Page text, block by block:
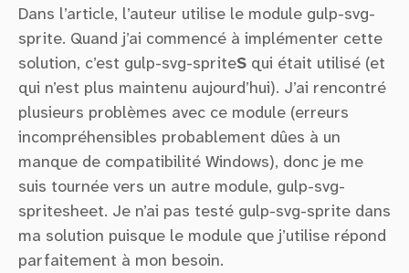
Dans l’article, l’auteur utilise le module gulp-svg-
sprite. Quand j’ai commencé à implémenter cette
solution, c’est gulp-svg-spriteS qui était utilisé (et
qui n’est plus maintenu aujourd’hui). J’ai rencontré
plusieurs problèmes avec ce module (erreurs
incompréhensibles probablement dûes à un
manque de compatibilité Windows), donc je me
suis tournée vers un autre module, gulp-svg-
spritesheet. Je n’ai pas testé gulp-svg-sprite dans
ma solution puisque le module que j’utilise répond
parfaitement à mon besoin.